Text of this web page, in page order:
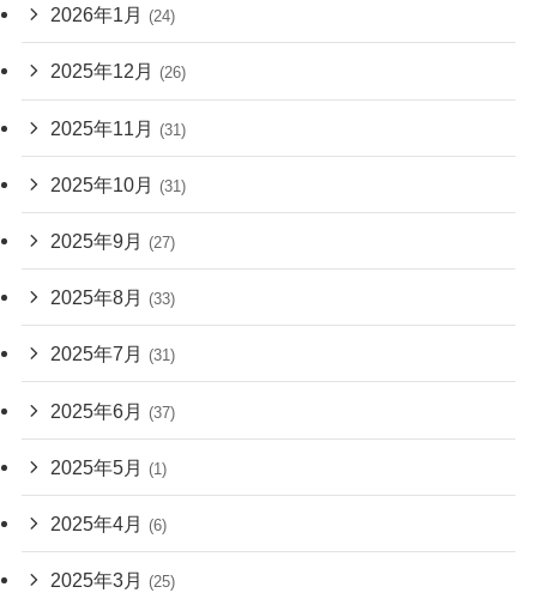
2026年1月 (24)
2025年12月 (26)
2025年11月 (31)
2025年10月 (31)
2025年9月 (27)
2025年8月 (33)
2025年7月 (31)
2025年6月 (37)
2025年5月 (1)
2025年4月 (6)
2025年3月 (25)